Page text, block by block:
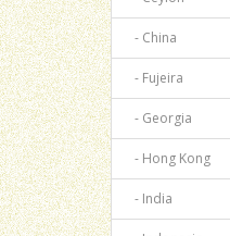
- China
- Fujeira
- Georgia
- Hong Kong
- India